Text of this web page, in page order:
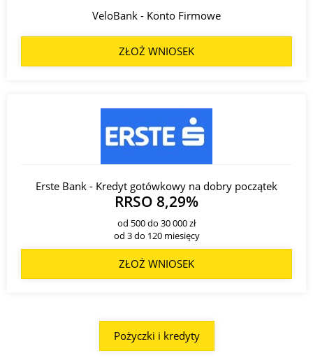
VeloBank - Konto Firmowe
ZŁOŻ WNIOSEK
Erste Bank - Kredyt gotówkowy na dobry początek
RRSO 8,29%
od 500 do 30 000 zł
od 3 do 120 miesięcy
ZŁOŻ WNIOSEK
Pożyczki i kredyty